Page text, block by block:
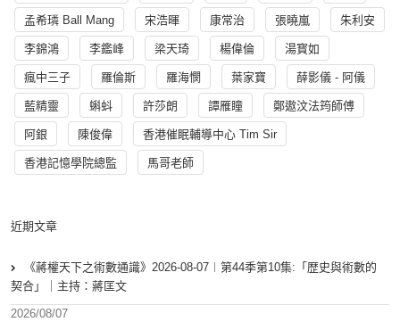
孟希璘 Ball Mang 宋浩暉 康常治 張曉嵐 朱利安
李錦鴻 李鑑峰 梁天琦 楊偉倫 湯寳如
瘋中三子 羅倫斯 羅海憫 葉家寶 薛影儀 - 阿儀
藍精靈 蝌蚪 許莎朗 譚雁瞳 鄭遨汶法筠師傅
阿銀 陳俊偉 香港催眠輔導中心 Tim Sir
香港記憶學院總監 馬哥老師
近期文章
《蔣權天下之術數通識》2026-08-07︱第44季第10集:「歴史與術數的
契合」｜主持：蔣匡文
2026/08/07